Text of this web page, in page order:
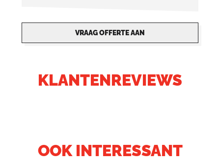
VRAAG OFFERTE AAN
KLANTENREVIEWS
OOK INTERESSANT